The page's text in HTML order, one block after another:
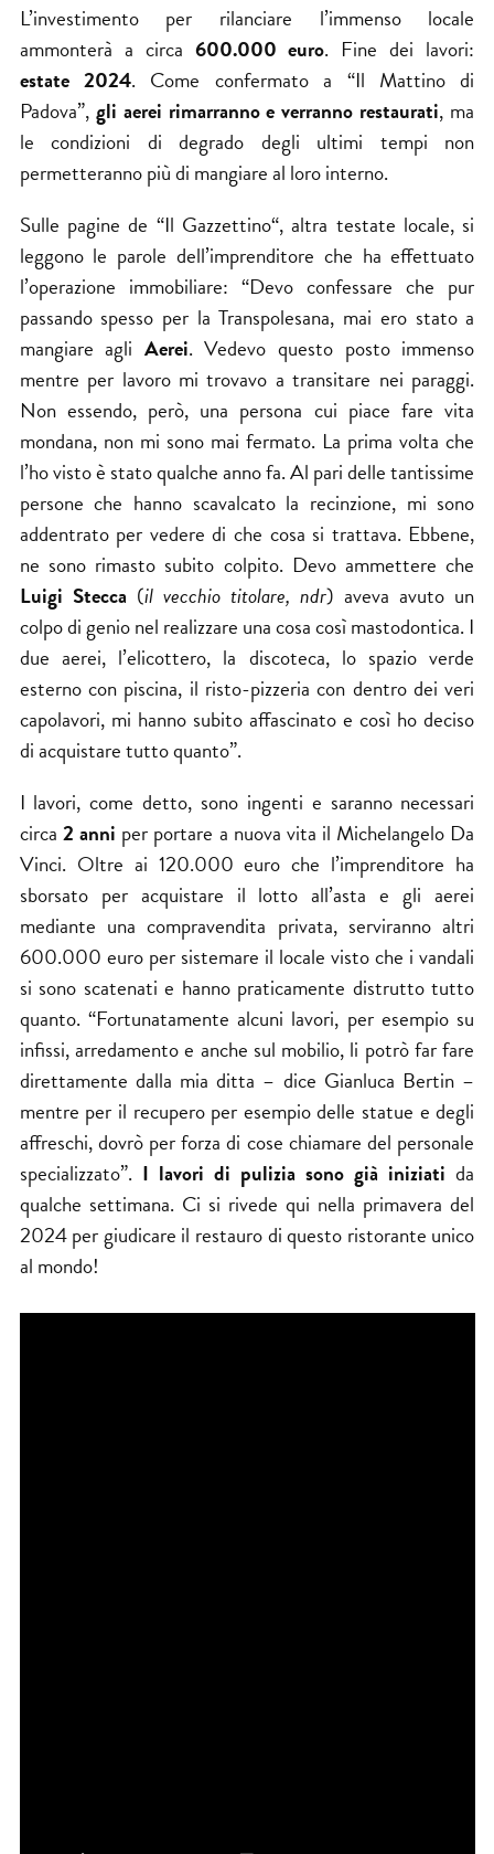
L’investimento per rilanciare l’immenso locale
ammonterà a circa 600.000 euro. Fine dei lavori:
estate 2024. Come confermato a “Il Mattino di
Padova”, gli aerei rimarranno e verranno restaurati, ma
le condizioni di degrado degli ultimi tempi non
permetteranno più di mangiare al loro interno.
Sulle pagine de “Il Gazzettino“, altra testate locale, si
leggono le parole dell’imprenditore che ha effettuato
l’operazione immobiliare: “Devo confessare che pur
passando spesso per la Transpolesana, mai ero stato a
mangiare agli Aerei. Vedevo questo posto immenso
mentre per lavoro mi trovavo a transitare nei paraggi.
Non essendo, però, una persona cui piace fare vita
mondana, non mi sono mai fermato. La prima volta che
l’ho visto è stato qualche anno fa. Al pari delle tantissime
persone che hanno scavalcato la recinzione, mi sono
addentrato per vedere di che cosa si trattava. Ebbene,
ne sono rimasto subito colpito. Devo ammettere che
Luigi Stecca (il vecchio titolare, ndr) aveva avuto un
colpo di genio nel realizzare una cosa così mastodontica. I
due aerei, l’elicottero, la discoteca, lo spazio verde
esterno con piscina, il risto-pizzeria con dentro dei veri
capolavori, mi hanno subito affascinato e così ho deciso
di acquistare tutto quanto”.
I lavori, come detto, sono ingenti e saranno necessari
circa 2 anni per portare a nuova vita il Michelangelo Da
Vinci. Oltre ai 120.000 euro che l’imprenditore ha
sborsato per acquistare il lotto all’asta e gli aerei
mediante una compravendita privata, serviranno altri
600.000 euro per sistemare il locale visto che i vandali
si sono scatenati e hanno praticamente distrutto tutto
quanto. “Fortunatamente alcuni lavori, per esempio su
infissi, arredamento e anche sul mobilio, li potrò far fare
direttamente dalla mia ditta – dice Gianluca Bertin –
mentre per il recupero per esempio delle statue e degli
affreschi, dovrò per forza di cose chiamare del personale
specializzato”. I lavori di pulizia sono già iniziati da
qualche settimana. Ci si rivede qui nella primavera del
2024 per giudicare il restauro di questo ristorante unico
al mondo!